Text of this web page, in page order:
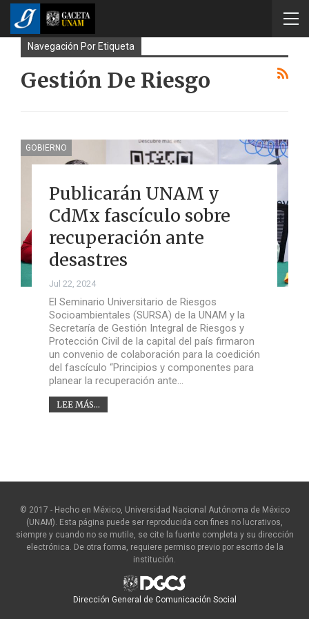
Navegación Por Etiqueta
Gestión De Riesgo
GOBIERNO
Publicarán UNAM y
CdMx fascículo sobre
recuperación ante
desastres
Jul 22, 2024
El Seminario Universitario de Riesgos
Socioambientales (SURSA) de la UNAM y la
Secretaría de Gestión Integral de Riesgos y
Protección Civil de la capital del país firmaron
un convenio de colaboración para la coedición
del fascículo “Principios y componentes para
planear la recuperación ante…
LEE MÁS...
© 2017 - Hecho en México, Universidad Nacional Autónoma de México
(UNAM). Esta página puede ser reproducida con fines no lucrativos,
siempre y cuando no se mutile, se cite la fuente completa y su dirección
electrónica. De otra forma, requiere permiso previo por escrito de la
institución.
Dirección General de Comunicación Social